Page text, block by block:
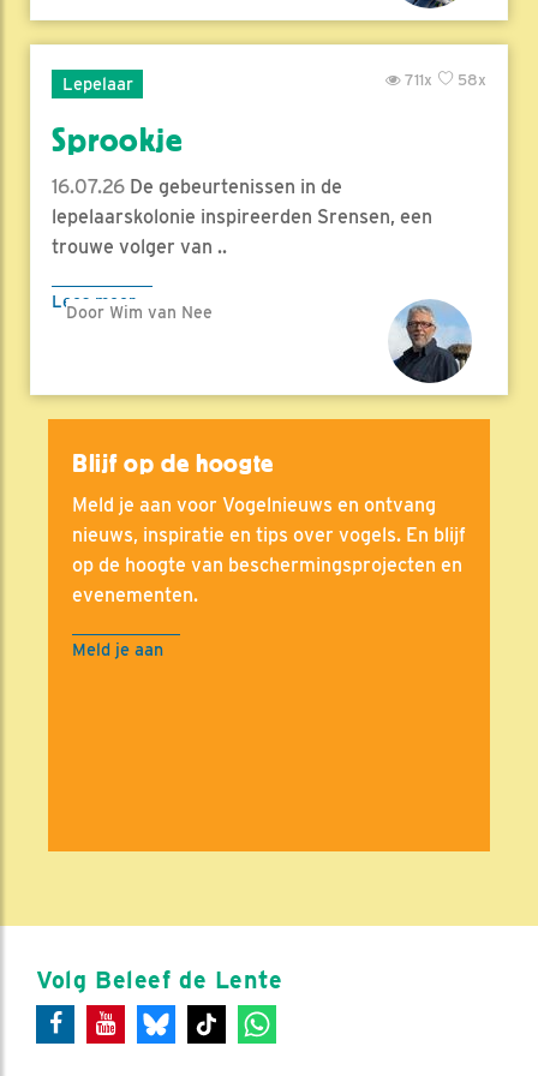
Lepelaar 58x
711x
Sprookje
16.07.26 De gebeurtenissen in de
lepelaarskolonie inspireerden Srensen, een
trouwe volger van ..
Lees meer
Door Wim van Nee
Blijf op de hoogte
Meld je aan voor Vogelnieuws en ontvang
nieuws, inspiratie en tips over vogels. En blijf
op de hoogte van beschermingsprojecten en
evenementen.
Meld je aan
Volg Beleef de Lente